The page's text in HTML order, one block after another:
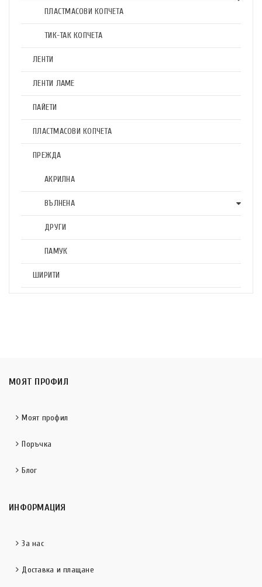
ПЛАСТМАСОВИ КОПЧЕТА
ТИК-ТАК КОПЧЕТА
ЛЕНТИ
ЛЕНТИ ЛАМЕ
ПАЙЕТИ
ПЛАСТМАСОВИ КОПЧЕТА
ПРЕЖДА
АКРИЛНА
ВЪЛНЕНА
ДРУГИ
ПАМУК
ШИРИТИ
МОЯТ ПРОФИЛ
Моят профил
Поръчка
Блог
ИНФОРМАЦИЯ
За нас
Доставка и плащане